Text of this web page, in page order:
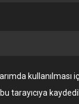
kullanılması
tarayıcıya